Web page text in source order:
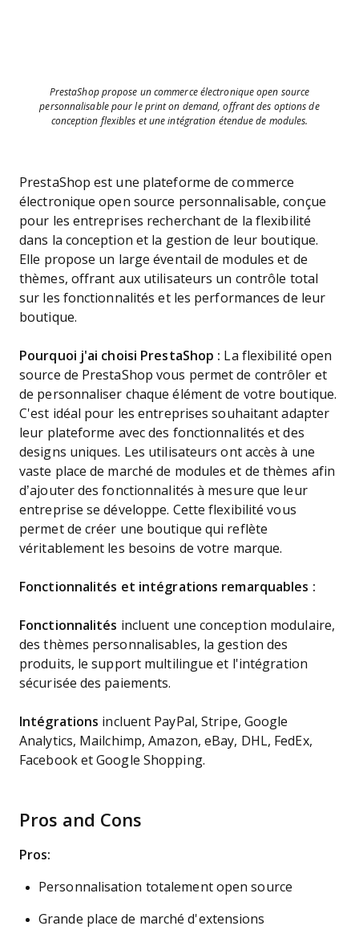
PrestaShop propose un commerce électronique open source
personnalisable pour le print on demand, offrant des options de
conception flexibles et une intégration étendue de modules.
PrestaShop est une plateforme de commerce
électronique open source personnalisable, conçue
pour les entreprises recherchant de la flexibilité
dans la conception et la gestion de leur boutique.
Elle propose un large éventail de modules et de
thèmes, offrant aux utilisateurs un contrôle total
sur les fonctionnalités et les performances de leur
boutique.
Pourquoi j'ai choisi PrestaShop : La flexibilité open
source de PrestaShop vous permet de contrôler et
de personnaliser chaque élément de votre boutique.
C'est idéal pour les entreprises souhaitant adapter
leur plateforme avec des fonctionnalités et des
designs uniques. Les utilisateurs ont accès à une
vaste place de marché de modules et de thèmes afin
d’ajouter des fonctionnalités à mesure que leur
entreprise se développe. Cette flexibilité vous
permet de créer une boutique qui reflète
véritablement les besoins de votre marque.
Fonctionnalités et intégrations remarquables :
Fonctionnalités incluent une conception modulaire,
des thèmes personnalisables, la gestion des
produits, le support multilingue et l'intégration
sécurisée des paiements.
Intégrations incluent PayPal, Stripe, Google
Analytics, Mailchimp, Amazon, eBay, DHL, FedEx,
Facebook et Google Shopping.
Pros and Cons
Pros:
Personnalisation totalement open source
Grande place de marché d'extensions